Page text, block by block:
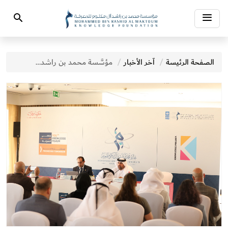
Toggle
navigation
Search
الصفحة الرئيسة آخر الأخبار مؤسَّسة محمد بن راشد آل مكتوم للمعرفة تعقد مؤتمراً صحفياً للإعلان عن «ملتقى شباب المعرفة»